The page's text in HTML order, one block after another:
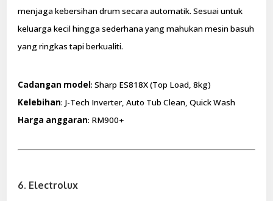
menjaga kebersihan drum secara automatik. Sesuai untuk
keluarga kecil hingga sederhana yang mahukan mesin basuh
yang ringkas tapi berkualiti.
Cadangan model: Sharp ES818X (Top Load, 8kg)
Kelebihan: J-Tech Inverter, Auto Tub Clean, Quick Wash
Harga anggaran: RM900+
6. Electrolux